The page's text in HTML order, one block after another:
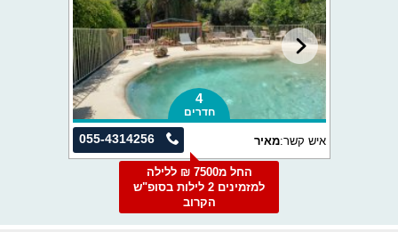
4
חדרים
055-4314256 איש קשר:מאיר
החל מ7500 ₪ ללילה
למזמינים 2 לילות בסופ"ש
הקרוב